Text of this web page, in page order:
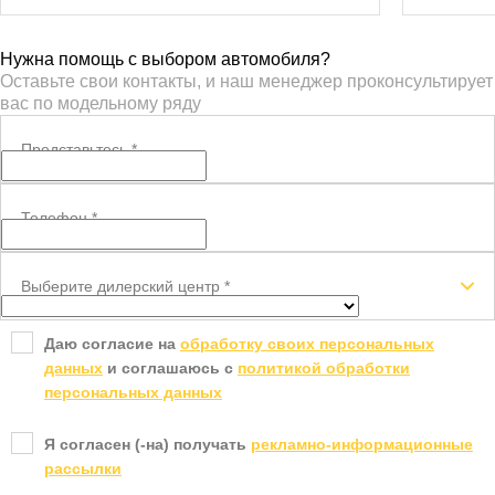
Нужна помощь с выбором автомобиля?
Оставьте свои контакты, и наш менеджер проконсультирует
вас по модельному ряду
Представьтесь*
Телефон*
Выберите дилерский центр *
Даю согласие на обработку своих персональных
данных и соглашаюсь с политикой обработки
персональных данных
Я согласен (-на) получать рекламно-информационные
рассылки